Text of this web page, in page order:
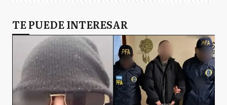
TE PUEDE INTERESAR